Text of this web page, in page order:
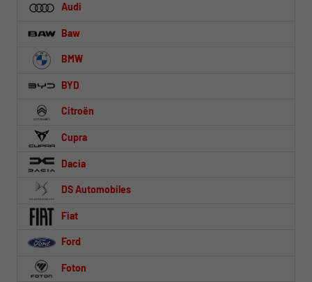
Audi
Baw
BMW
BYD
Citroën
Cupra
Dacia
DS Automobiles
Fiat
Ford
Foton